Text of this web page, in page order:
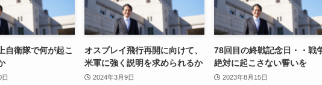
自衛隊で何が起こ
オスプレイ飛行再開に向けて、
米軍に強く説明を求められるか
2024年3月9日
78回目の終戦記念日・・戦
絶対に起こさない誓いを
2023年8月15日